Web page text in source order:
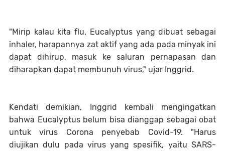
"Mirip kalau kita flu, Eucalyptus yang dibuat sebagai
inhaler, harapannya zat aktif yang ada pada minyak ini
dapat dihirup, masuk ke saluran pernapasan dan
diharapkan dapat membunuh virus," ujar Inggrid.
Kendati demikian, Inggrid kembali mengingatkan
bahwa Eucalyptus belum bisa dianggap sebagai obat
untuk virus Corona penyebab Covid-19. "Harus
diujikan dulu pada virus yang spesifik, yaitu SARS-